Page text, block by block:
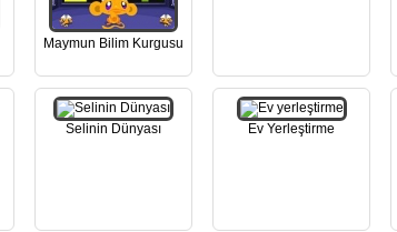
Maymun Bilim Kurgusu
Selinin Dünyası Ev Yerleştirme